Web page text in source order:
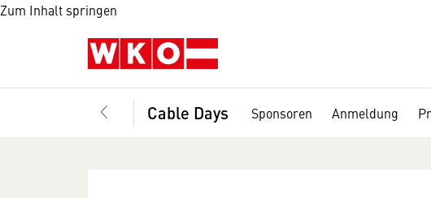
Zum Inhalt springen
Cable Days Sponsoren Anmeldung